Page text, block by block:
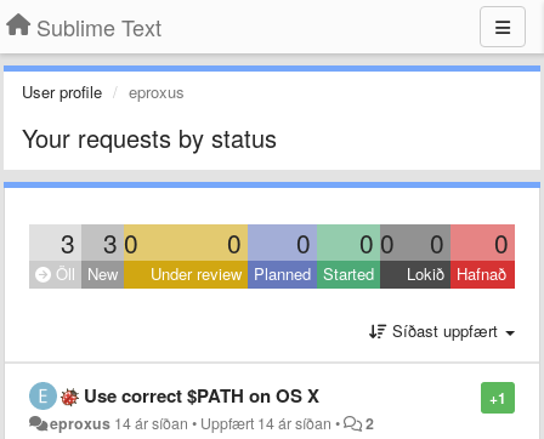
Sublime Text
User profile eproxus
Your requests by status
3 3 0 0 0 0 0 0 0
Öll New Under review Planned Started Lokið Hafnað
Síðast uppfært
+1
Use correct $PATH on OS X
eproxus 14 ár síðan • Uppfært 14 ár síðan • 2